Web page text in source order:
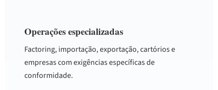
Operações especializadas
Factoring, importação, exportação, cartórios e
empresas com exigências específicas de
conformidade.